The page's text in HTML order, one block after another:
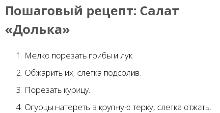
Пошаговый рецепт: Салат
«Долька»
Мелко порезать грибы и лук.
Обжарить их, слегка подсолив.
Порезать курицу.
Огурцы натереть в крупную терку, слегка отжать.